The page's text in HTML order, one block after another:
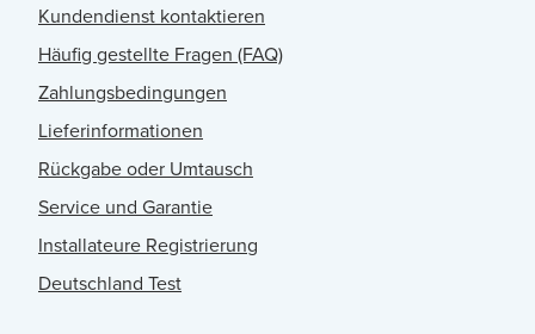
Kundendienst kontaktieren
Häufig gestellte Fragen (FAQ)
Zahlungsbedingungen
Lieferinformationen
Rückgabe oder Umtausch
Service und Garantie
Installateure Registrierung
Deutschland Test